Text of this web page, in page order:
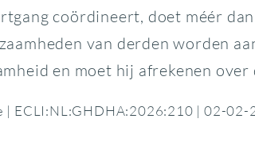
coördineert, doet méér
van derden worden
en moet hij afrekenen
| ECLI:NL:GHDHA:2026:210 | 02-02-